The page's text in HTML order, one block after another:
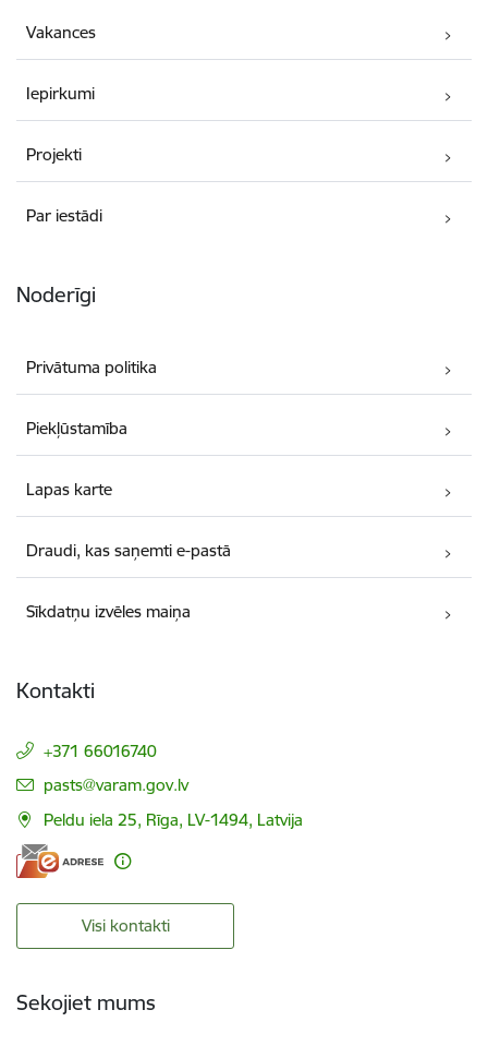
Vakances
Iepirkumi
Projekti
Par iestādi
Noderīgi
Privātuma politika
Piekļūstamība
Lapas karte
Draudi, kas saņemti e-pastā
Sīkdatņu izvēles maiņa
Kontakti
+371 66016740
E-pasts:
pasts@varam.gov.lv
Peldu iela 25, Rīga, LV-1494, Latvija
Visi kontakti
Sekojiet mums